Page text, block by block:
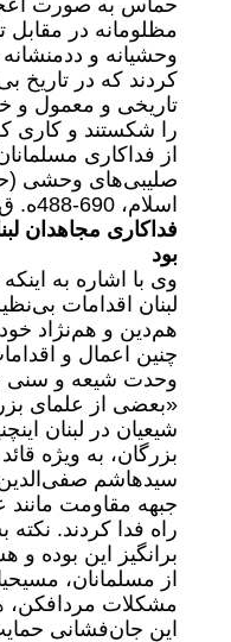
حماس به صورت
مظلومانه در
وحشیانه و
کردند که در تاریخ
تاریخی و معمول و
را شکستند و کاری
از فداکاری
صلیبی‌های وحشی
اسلام، 690-488ه. ق) پیش‌تر رفتند.»
فداکاری مجاهدان
بود
وی با اشاره به
لبنان اقدامات
هم‌دین و هم‌نژاد
چنین اعمال و
وحدت شیعه و سنی
«بعضی از علمای
شیعیان در لبنان
بزرگان، به ویژه
سیدهاشم
جبهه‌ مقاومت مانند
راه فدا کردند.
برانگیز این بوده
از مسلمانان،
مشکلات مردافکن،
این جان‌فشانی